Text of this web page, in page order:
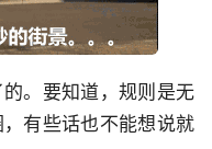
。要知道，规则是无
有些话也不能想说就